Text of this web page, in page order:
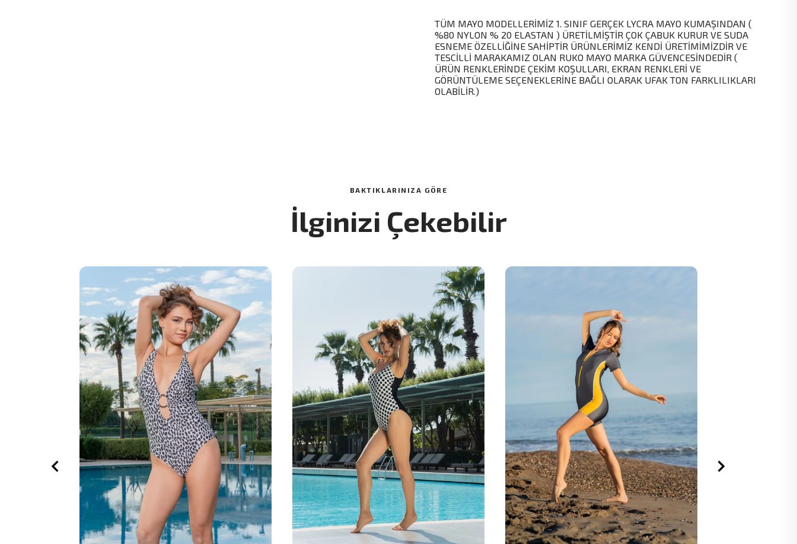
TÜM MAYO MODELLERİMİZ 1. SINIF GERÇEK LYCRA MAYO KUMAŞINDAN (
%80 NYLON % 20 ELASTAN ) ÜRETİLMİŞTİR ÇOK ÇABUK KURUR VE SUDA
ESNEME ÖZELLİĞİNE SAHİPTİR ÜRÜNLERİMİZ KENDİ ÜRETİMİMİZDİR VE
TESCİLLİ MARAKAMIZ OLAN RUKO MAYO MARKA GÜVENCESİNDEDİR (
ÜRÜN RENKLERİNDE ÇEKİM KOŞULLARI, EKRAN RENKLERİ VE
GÖRÜNTÜLEME SEÇENEKLERİNE BAĞLI OLARAK UFAK TON FARKLILIKLARI
OLABİLİR.)
BAKTIKLARINIZA GÖRE
İlginizi Çekebilir